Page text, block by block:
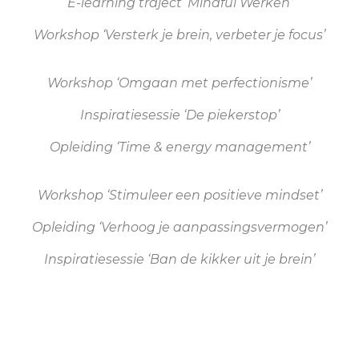
E-learning traject ‘Mindful Werken’
Workshop ‘Versterk je brein, verbeter je focus’
Workshop ‘Omgaan met perfectionisme’
Inspiratiesessie ‘De piekerstop’
Opleiding ‘Time & energy management’
Workshop ‘Stimuleer een positieve mindset’
Opleiding ‘Verhoog je aanpassingsvermogen’
Inspiratiesessie ‘Ban de kikker uit je brein’